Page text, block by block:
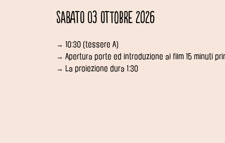
Sabato 03 ottobre 2026
→ 10:30 (tessere A)
→ Apertura porte ed introduzione al film 15 minuti
→ La proiezione dura 1:30